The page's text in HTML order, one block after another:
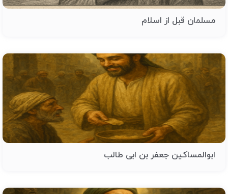
مسلمان قبل از اسلام
ابوالمساکین جعفر بن ابی طالب